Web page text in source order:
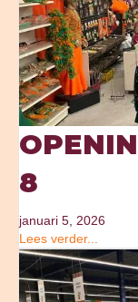
8
januari 5, 2026
Lees verder...